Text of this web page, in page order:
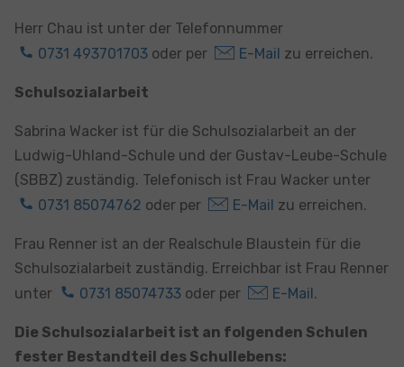
Herr Chau ist unter der Telefonnummer
0731 493701703oder per E-Mail zu erreichen.
Schulsozialarbeit
Sabrina Wacker ist für die Schulsozialarbeit an der
Ludwig-Uhland-Schule und der Gustav-Leube-Schule
(SBBZ) zuständig. Telefonisch ist Frau Wacker unter
0731 85074762 oder per E-Mail zu erreichen.
Frau Renner ist an der Realschule Blaustein für die
Schulsozialarbeit zuständig. Erreichbar ist Frau Renner
unter
0731 85074733oder per E-Mail .
Die Schulsozialarbeit ist an folgenden Schulen
fester Bestandteil des Schullebens: